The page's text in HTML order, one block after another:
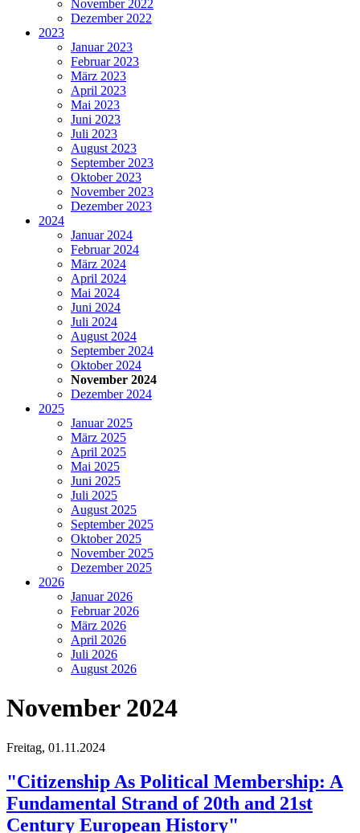
November 2022
Dezember 2022
2023
Januar 2023
Februar 2023
März 2023
April 2023
Mai 2023
Juni 2023
Juli 2023
August 2023
September 2023
Oktober 2023
November 2023
Dezember 2023
2024
Januar 2024
Februar 2024
März 2024
April 2024
Mai 2024
Juni 2024
Juli 2024
August 2024
September 2024
Oktober 2024
November 2024
Dezember 2024
2025
Januar 2025
März 2025
April 2025
Mai 2025
Juni 2025
Juli 2025
August 2025
September 2025
Oktober 2025
November 2025
Dezember 2025
2026
Januar 2026
Februar 2026
März 2026
April 2026
Juli 2026
August 2026
November 2024
Freitag, 01.11.2024
"Citizenship As Political Membership: A
Fundamental Strand of 20th and 21st
Century European History"